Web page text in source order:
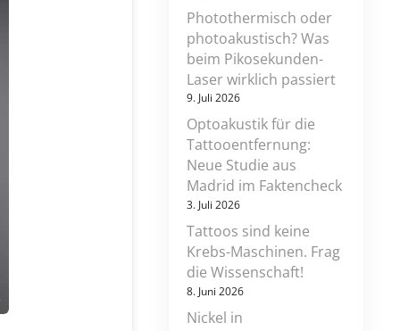
Photothermisch oder
photoakustisch? Was
beim Pikosekunden-
Laser wirklich passiert
9. Juli 2026
Optoakustik für die
Tattooentfernung:
Neue Studie aus
Madrid im Faktencheck
3. Juli 2026
Tattoos sind keine
Krebs-Maschinen. Frag
die Wissenschaft!
8. Juni 2026
Nickel in